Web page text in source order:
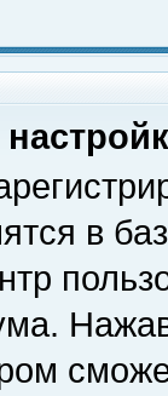
в